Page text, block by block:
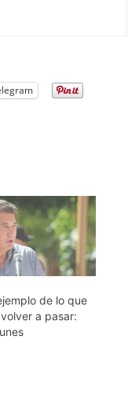
de lo que
a pasar: